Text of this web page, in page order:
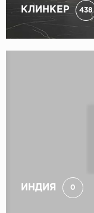
КЛИНКЕР 438
ИНДИЯ 0